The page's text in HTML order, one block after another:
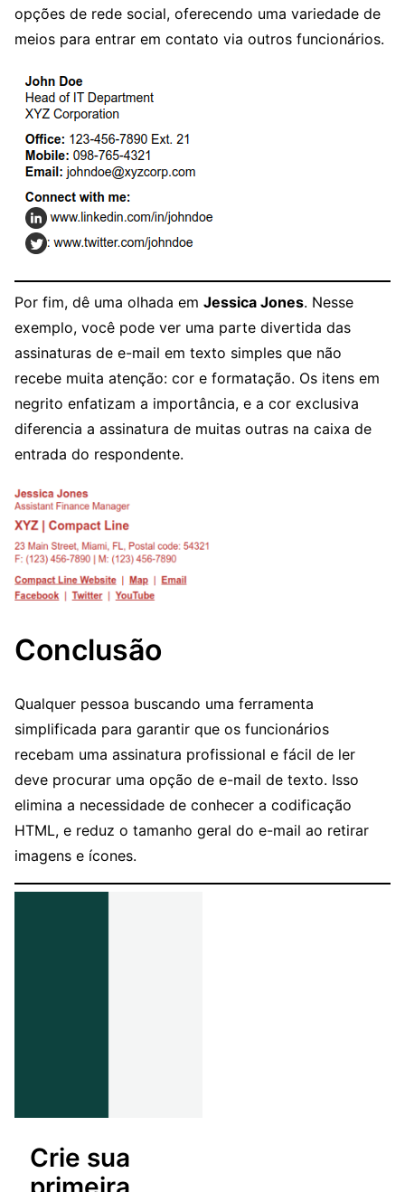
opções de rede social, oferecendo uma variedade de
meios para entrar em contato via outros funcionários.
Por fim, dê uma olhada em Jessica Jones. Nesse
exemplo, você pode ver uma parte divertida das
assinaturas de e-mail em texto simples que não
recebe muita atenção: cor e formatação. Os itens em
negrito enfatizam a importância, e a cor exclusiva
diferencia a assinatura de muitas outras na caixa de
entrada do respondente.
Conclusão
Qualquer pessoa buscando uma ferramenta
simplificada para garantir que os funcionários
recebam uma assinatura profissional e fácil de ler
deve procurar uma opção de e-mail de texto. Isso
elimina a necessidade de conhecer a codificação
HTML, e reduz o tamanho geral do e-mail ao retirar
imagens e ícones.
Crie sua